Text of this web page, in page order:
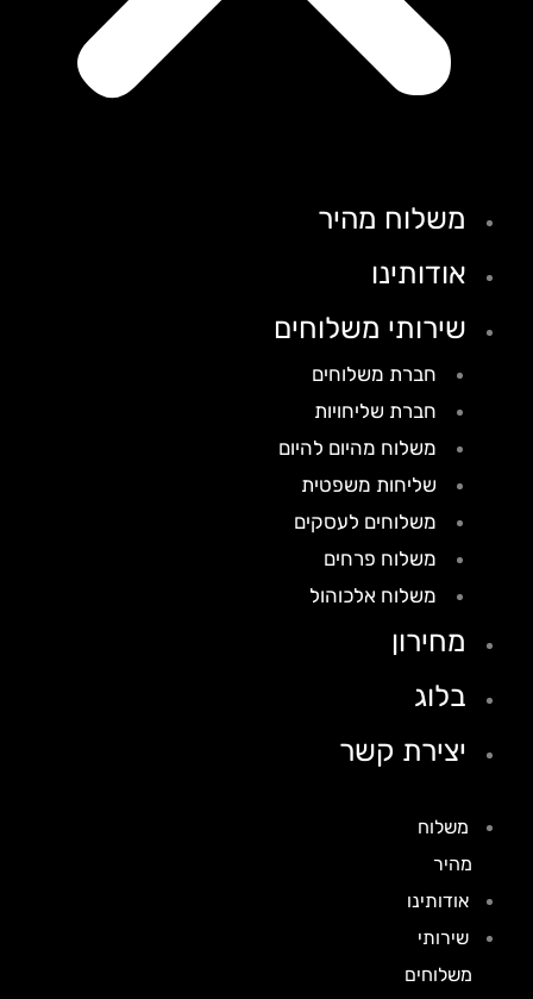
משלוח מהיר
אודותינו
שירותי משלוחים
חברת משלוחים
חברת שליחויות
משלוח מהיום להיום
שליחות משפטית
משלוחים לעסקים
משלוח פרחים
משלוח אלכוהול
מחירון
בלוג
יצירת קשר
משלוח
אודותינו
שירותי
משלוחים